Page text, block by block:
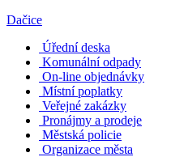
Dačice
Úřední deska
Komunální odpady
On-line objednávky
Místní poplatky
Veřejné zakázky
Pronájmy a prodeje
Městská policie
Organizace města